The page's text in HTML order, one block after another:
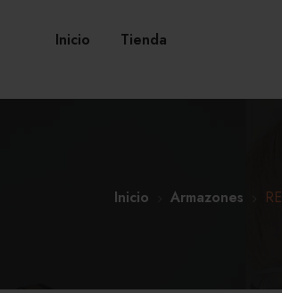
Inicio Tienda
Inicio Armazones